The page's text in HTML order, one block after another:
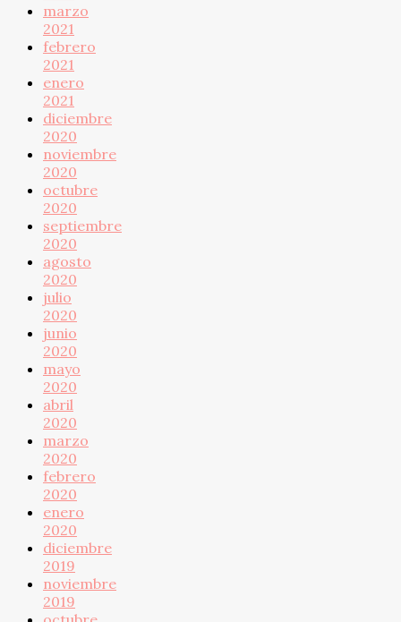
marzo
2021
febrero
2021
enero
2021
diciembre
2020
noviembre
2020
octubre
2020
septiembre
2020
agosto
2020
julio
2020
junio
2020
mayo
2020
abril
2020
marzo
2020
febrero
2020
enero
2020
diciembre
2019
noviembre
2019